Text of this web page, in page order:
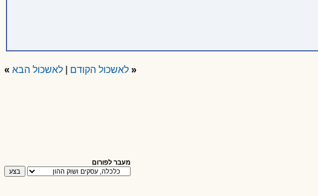
« לאשכול הקודם |לאשכול הבא »
מעבר לפורום